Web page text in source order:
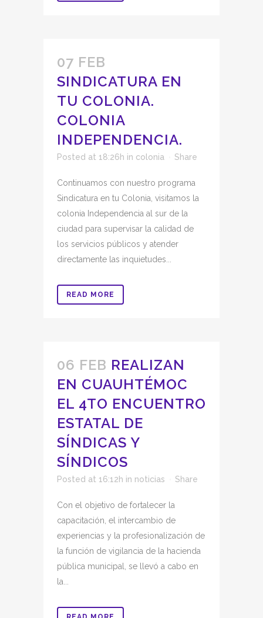
07 FEB
SINDICATURA EN
TU COLONIA.
COLONIA
INDEPENDENCIA.
Posted at 18:26h in colonia Share
Continuamos con nuestro programa
Sindicatura en tu Colonia, visitamos la
colonia Independencia al sur de la
ciudad para supervisar la calidad de
los servicios públicos y atender
directamente las inquietudes...
READ MORE
06 FEB REALIZAN
EN CUAUHTÉMOC
EL 4TO ENCUENTRO
ESTATAL DE
SÍNDICAS Y
SÍNDICOS
Posted at 16:12h in noticias Share
Con el objetivo de fortalecer la
capacitación, el intercambio de
experiencias y la profesionalización de
la función de vigilancia de la hacienda
pública municipal, se llevó a cabo en
la...